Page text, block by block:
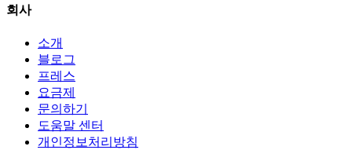
회사
소개
블로그
프레스
요금제
문의하기
도움말 센터
개인정보처리방침